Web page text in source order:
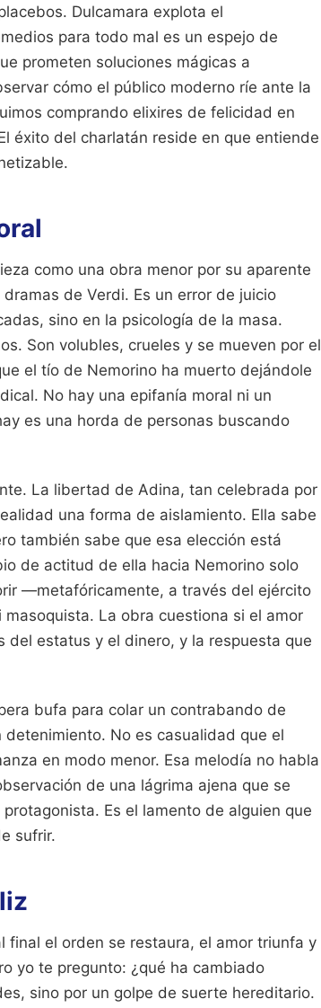
Dulcamara explota el
para todo mal es un espejo de
prometen soluciones mágicas a
cómo el público moderno ríe ante la
comprando elixires de felicidad en
éxito del charlatán reside en que entiende
como una obra menor por su aparente
de Verdi. Es un error de juicio
sino en la psicología de la masa.
Son volubles, crueles y se mueven por el
el tío de Nemorino ha muerto dejándole
No hay una epifanía moral ni un
es una horda de personas buscando
La libertad de Adina, tan celebrada por
una forma de aislamiento. Ella sabe
también sabe que esa elección está
de actitud de ella hacia Nemorino solo
—metafóricamente, a través del ejército
La obra cuestiona si el amor
estatus y el dinero, y la respuesta que
bufa para colar un contrabando de
No es casualidad que el
en modo menor. Esa melodía no habla
de una lágrima ajena que se
Es el lamento de alguien que
sufrir.
final el orden se restaura, el amor triunfa y
yo te pregunto: ¿qué ha cambiado
sino por un golpe de suerte hereditario.